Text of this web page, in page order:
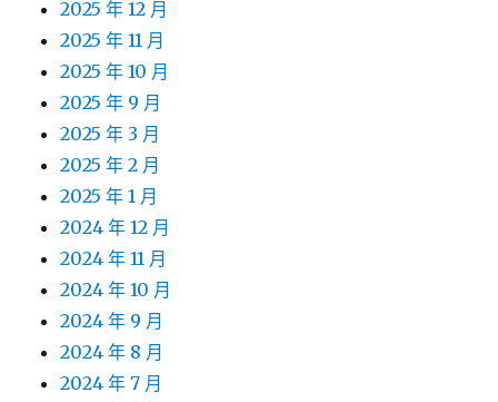
2025 年 12 月
2025 年 11 月
2025 年 10 月
2025 年 9 月
2025 年 3 月
2025 年 2 月
2025 年 1 月
2024 年 12 月
2024 年 11 月
2024 年 10 月
2024 年 9 月
2024 年 8 月
2024 年 7 月